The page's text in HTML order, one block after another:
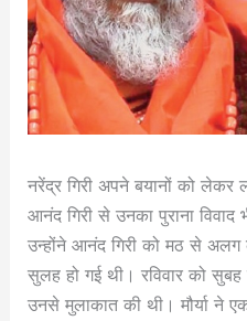
नरेंद्र गिरी अपने बयानों को लेकर
आनंद गिरी से उनका पुराना
उन्होंने आनंद गिरी को मठ से अलग
सुलह हो गई थी। रविवार को सुबह
उनसे मुलाकात की थी। मौर्या ने